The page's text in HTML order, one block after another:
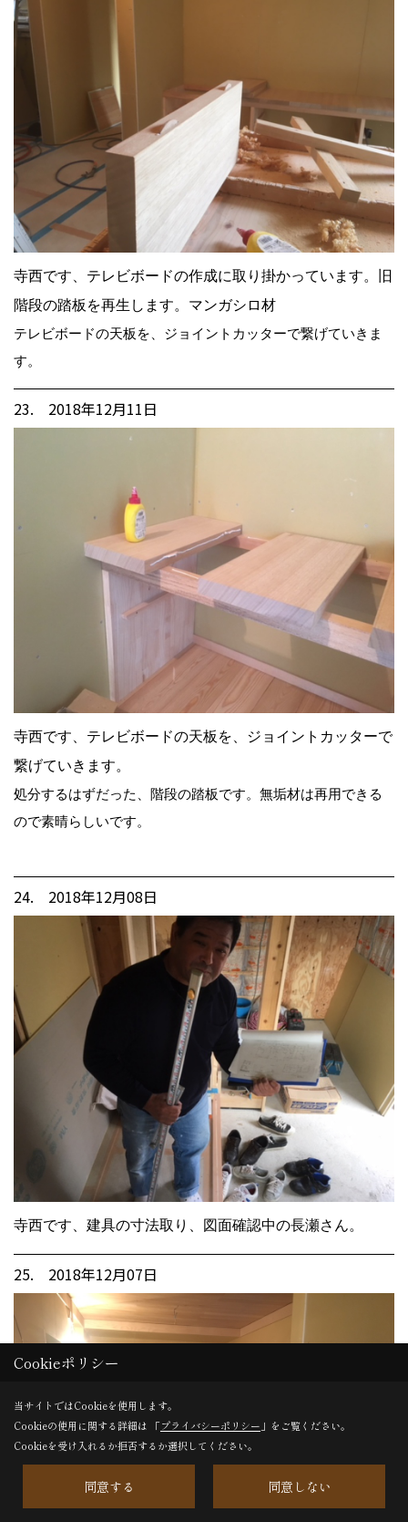
寺西です、テレビボードの作成に取り掛かっています。旧
階段の踏板を再生します。マンガシロ材
テレビボードの天板を、ジョイントカッターで繋げていきま
す。
23. 2018年12月11日
寺西です、テレビボードの天板を、ジョイントカッターで
繋げていきます。
処分するはずだった、階段の踏板です。無垢材は再用できる
ので素晴らしいです。
24. 2018年12月08日
寺西です、建具の寸法取り、図面確認中の長瀬さん。
25. 2018年12月07日
Cookieポリシー
当サイトではCookieを使用します。
Cookieの使用に関する詳細は 「プライバシーポリシー 」をご覧ください。
Cookieを受け入れるか拒否するか選択してください。
同意する 同意しない